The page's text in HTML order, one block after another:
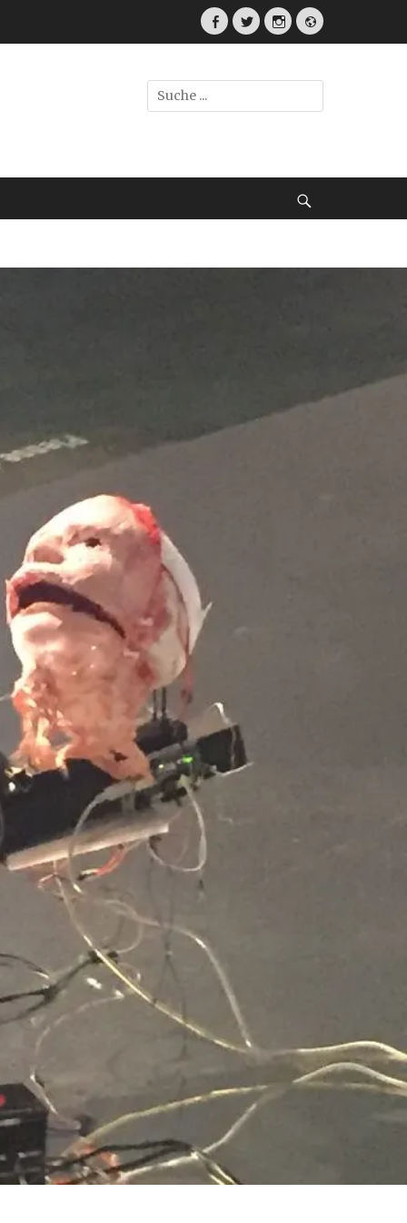
Facebook
TwitterInstagramWebseite
Suche
nach:
z